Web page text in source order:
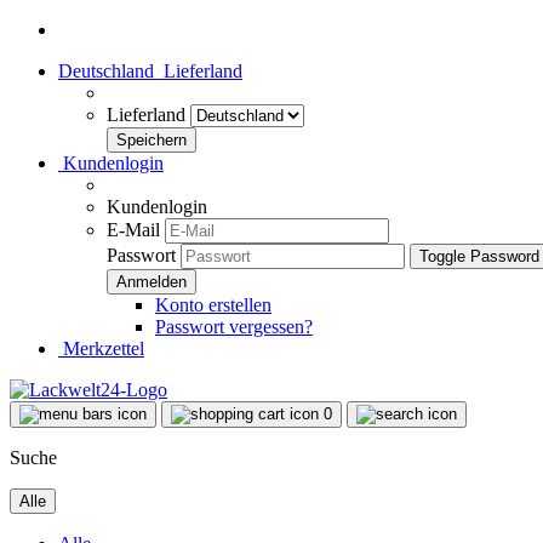
Deutschland Lieferland
Lieferland
Kundenlogin
Kundenlogin
E-Mail
Passwort
Toggle
Konto erstellen
Passwort vergessen?
Merkzettel
0
Suche
Alle